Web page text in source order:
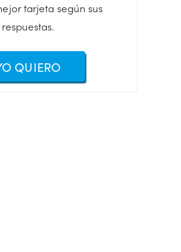
tarjeta según sus
respuestas.
QUIERO